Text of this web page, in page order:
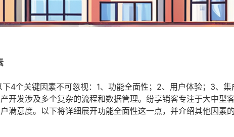
4个关键因素不可忽视：1、功能全面性；2、用户体验；3、
开发涉及多个复杂的流程和数据管理。纷享销客专注于大中型
满意度。以下将详细展开功能全面性这一点，并介绍其他因素的